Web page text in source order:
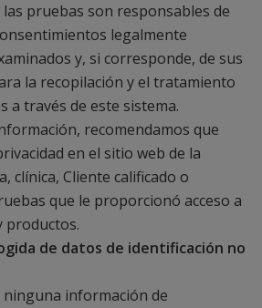
pruebas son responsables de
legalmente
y, si corresponde, de sus
la recopilación y el tratamiento
a través de este sistema.
recomendamos que
en el sitio web de la
clínica, Cliente calificado o
que le proporcionó acceso a
productos.
de datos de identificación no
información de